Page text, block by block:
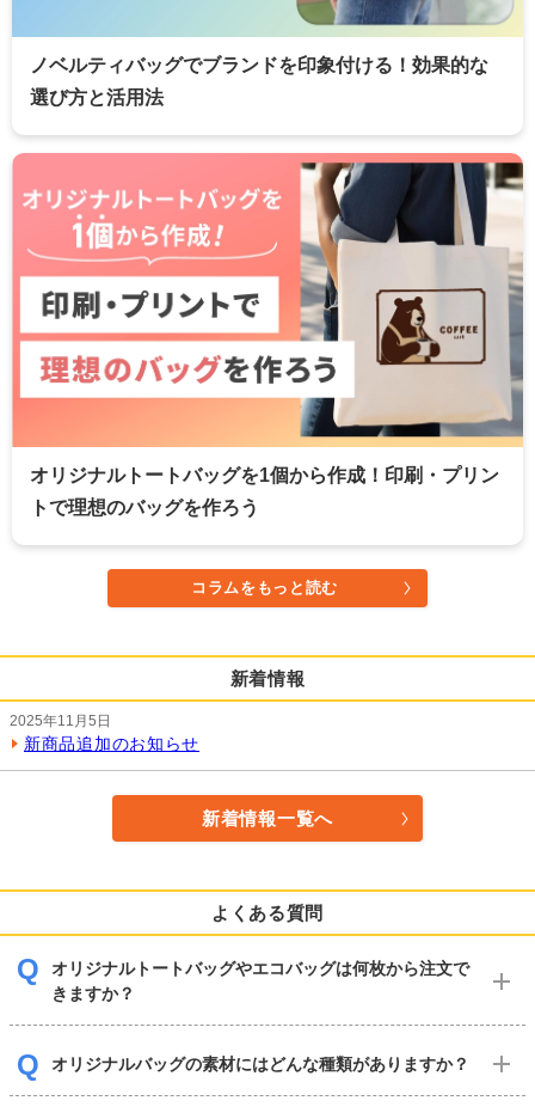
ノベルティバッグでブランドを印象付ける！効果的な
選び方と活用法
オリジナルトートバッグを1個から作成！印刷・プリン
トで理想のバッグを作ろう
コラムをもっと読む
新着情報
2025年11月5日
新商品追加のお知らせ
新着情報一覧へ
よくある質問
オリジナルトートバッグやエコバッグは何枚から注文で
きますか？
オリジナルバッグの素材にはどんな種類がありますか？